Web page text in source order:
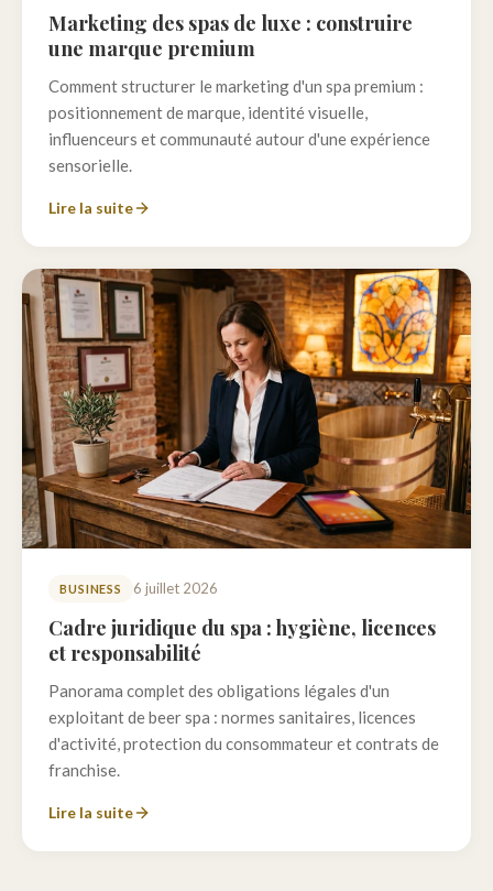
Marketing des spas de luxe : construire
une marque premium
Comment structurer le marketing d'un spa premium :
positionnement de marque, identité visuelle,
influenceurs et communauté autour d'une expérience
sensorielle.
Lire la suite
BUSINESS 6 juillet 2026
Cadre juridique du spa : hygiène, licences
et responsabilité
Panorama complet des obligations légales d'un
exploitant de beer spa : normes sanitaires, licences
d'activité, protection du consommateur et contrats de
franchise.
Lire la suite